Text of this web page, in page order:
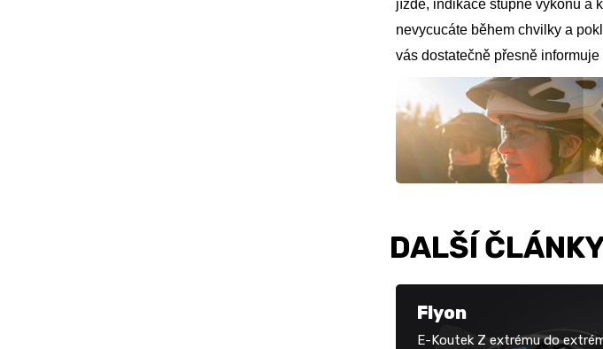
jízdě, indikace stupně výkonu a
nevycucáte během chvilky a
vás dostatečně přesně
DALŠÍ
Flyon
E-Koutek Z extrému do